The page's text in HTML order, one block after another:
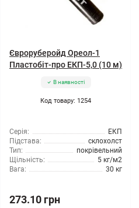
Євроруберойд Ореол-1
Пластобіт-про ЕКП-5,0 (10 м)
В наявності
Код товару: 1254
Серія:
ЕКП
Підстава:
склохолст
Тип:
покрівельний
Щільність:
5 кг/м2
Вага:
30 кг
273.10 грн